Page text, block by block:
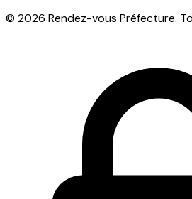
© 2026 Rendez-vous Préfecture.